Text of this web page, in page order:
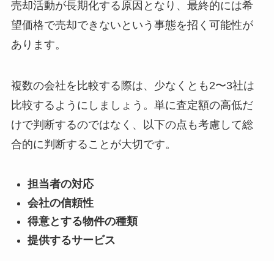
売却活動が長期化する原因となり、最終的には希
望価格で売却できないという事態を招く可能性が
あります。
複数の会社を比較する際は、少なくとも2〜3社は
比較するようにしましょう。単に査定額の高低だ
けで判断するのではなく、以下の点も考慮して総
合的に判断することが大切です。
担当者の対応
会社の信頼性
得意とする物件の種類
提供するサービス